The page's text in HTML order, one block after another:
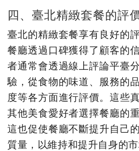
四、臺北精緻套餐的評
臺北的精緻套餐享有良好的
餐廳透過口碑獲得了顧客的
者通常會透過線上評論平臺
驗，從食物的味道、服務的
度等各方面進行評價。這些
其他美食愛好者選擇餐廳的
這也促使餐廳不斷提升自己
質量，以維持和提升自身的市